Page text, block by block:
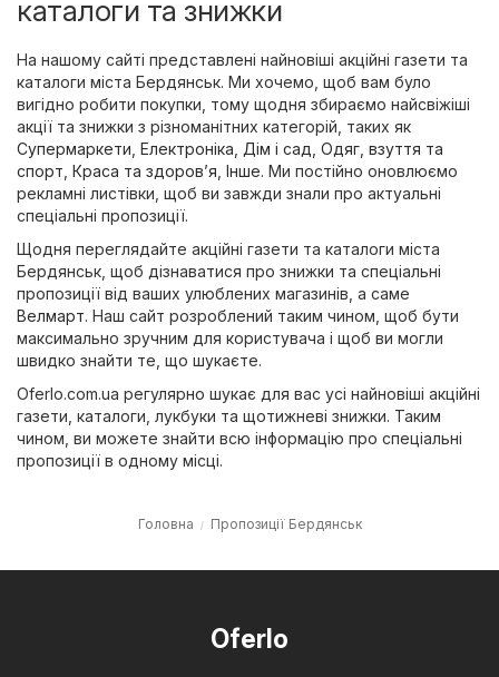
каталоги та знижки
На нашому сайті представлені найновіші акційні газети та
каталоги міста Бердянськ. Ми хочемо, щоб вам було
вигідно робити покупки, тому щодня збираємо найсвіжіші
акції та знижки з різноманітних категорій, таких як
Супермаркети Електроніка Дім і сад Одяг, взуття та
спорт Краса та здоров’я Інше. Ми постійно оновлюємо
рекламні листівки, щоб ви завжди знали про актуальні
спеціальні пропозиції.
Щодня переглядайте акційні газети та каталоги міста
Бердянськ, щоб дізнаватися про знижки та спеціальні
пропозиції від ваших улюблених магазинів, а саме
Велмарт. Наш сайт розроблений таким чином, щоб бути
максимально зручним для користувача і щоб ви могли
швидко знайти те, що шукаєте.
Oferlo.com.ua регулярно шукає для вас усі найновіші акційні
газети, каталоги, лукбуки та щотижневі знижки. Таким
чином, ви можете знайти всю інформацію про спеціальні
пропозиції в одному місці.
Головна Пропозиції Бердянськ
Oferlo